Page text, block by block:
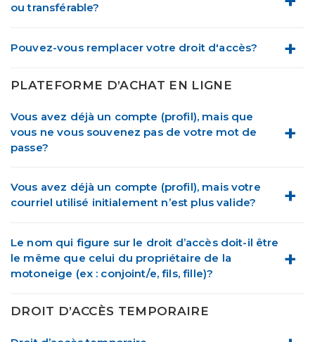
ou transférable?
Pouvez-vous remplacer votre droit d'accès?
PLATEFORME D’ACHAT EN LIGNE
Vous avez déjà un compte (profil), mais que
vous ne vous souvenez pas de votre mot de
passe?
Vous avez déjà un compte (profil), mais votre
courriel utilisé initialement n’est plus valide?
Le nom qui figure sur le droit d’accès doit-il être
le même que celui du propriétaire de la
motoneige (ex : conjoint/e, fils, fille)?
DROIT D’ACCÈS TEMPORAIRE